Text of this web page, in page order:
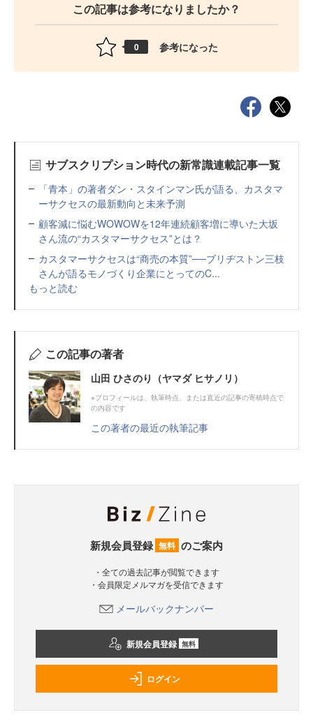
この記事は参考になりましたか？
0 参考になった
サブスクリプション時代の新常識連載記事一覧
「青本」の著者ダン・スタインマン氏が語る、カスタマ
ーサクセスの最新動向と未来予測
顧客減に悩むWOWOWを12年連続顧客増に導いた大坂
さん流の“カスタマーサクセス”とは？
カスタマーサクセスは“商売の本質”──ブリヂストン三枝
さんが語るモノづくり企業にとってのC...
もっと読む
この記事の著者
山田 ひさのり（ヤマダ ヒサノリ）
※プロフィールは、執筆時点、または直近の記事の寄稿時点で
の内容です
この著者の最近の執筆記事
新規会員登録 無料 のご案内
・全ての過去記事が閲覧できます
・会員限定メルマガを受信できます
メールバックナンバー
新規会員登録 無料
ログイン